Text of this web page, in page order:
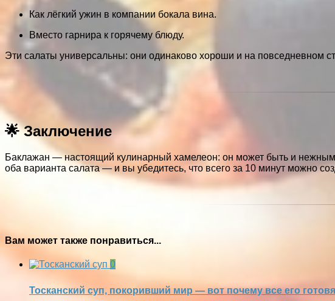
Как лёгкий ужин в компании бокала вина.
Вместо гарнира к горячему блюду.
Эти салаты универсальны: они одинаково хороши и на повседневном
🌟 Заключение
Баклажан — настоящий кулинарный хамелеон: он может быть и
оба варианта салата — и вы убедитесь, что всего за 10 минут можно
Вам может также понравиться...
0
Тосканский суп, покоривший мир — вот почему все его